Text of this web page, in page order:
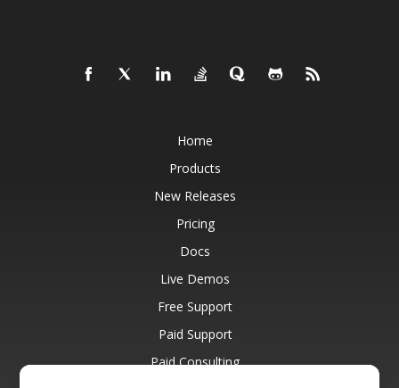
Home
Products
New Releases
Pricing
Docs
Live Demos
Free Support
Paid Support
Paid Consulting